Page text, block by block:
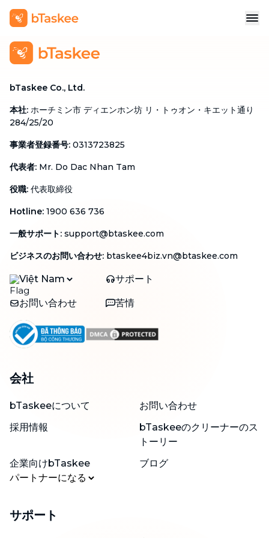
bTaskee Co., Ltd.
本社: ホーチミン市 ディエンホン坊 リ・トゥオン・キエット通り
284/25/20
事業者登録番号: 0313723825
代表者: Mr. Do Dac Nhan Tam
役職: 代表取締役
Hotline: 1900 636 736
一般サポート: support@btaskee.com
ビジネスのお問い合わせ: btaskee4biz.vn@btaskee.com
Việt Nam サポート
お問い合わせ 苦情
会社
bTaskeeについて
お問い合わせ
採用情報
bTaskeeのクリーナーのス
トーリー
企業向けbTaskee
ブログ
パートナーになる
サポート